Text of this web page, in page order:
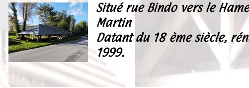
Situé rue Bindo vers le
Martin
Datant du 18 ème siècle,
1999.